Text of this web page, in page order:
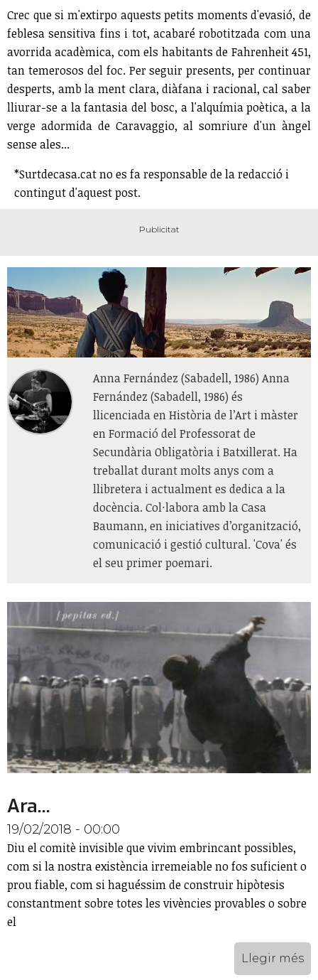
Crec que si m'extirpo aquests petits moments d'evasió, de
feblesa sensitiva fins i tot, acabaré robotitzada com una
avorrida acadèmica, com els habitants de Fahrenheit 451,
tan temerosos del foc. Per seguir presents, per continuar
desperts, amb la ment clara, diàfana i racional, cal saber
lliurar-se a la fantasia del bosc, a l'alquímia poètica, a la
verge adormida de Caravaggio, al somriure d'un àngel
sense ales...
*Surtdecasa.cat no es fa responsable de la redacció i
contingut d'aquest post.
Anna Fernández (Sabadell, 1986) Anna
Fernández (Sabadell, 1986) és
llicenciada en Història de l’Art i màster
en Formació del Professorat de
Secundària Obligatòria i Batxillerat. Ha
treballat durant molts anys com a
llibretera i actualment es dedica a la
docència. Col·labora amb la Casa
Baumann, en iniciatives d’organització,
comunicació i gestió cultural. 'Cova' és
el seu primer poemari.
Ara...
19/02/2018 - 00:00
Diu el comitè invisible que vivim embrincant possibles,
com si la nostra existència irremeiable no fos suficient o
prou fiable, com si haguéssim de construir hipòtesis
constantment sobre totes les vivències provables o sobre
el
Llegir més